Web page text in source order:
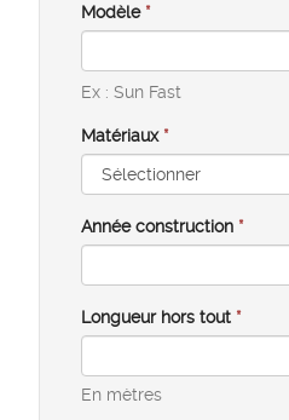
Modèle *
Ex : Sun Fast
Matériaux *
Année construction *
Longueur hors tout *
En mètres